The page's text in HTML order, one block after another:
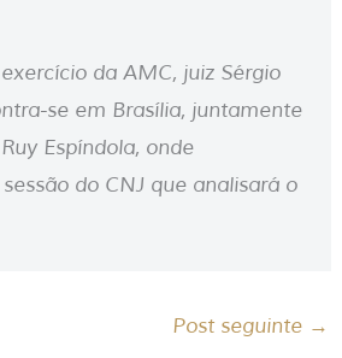
da AMC, juiz Sérgio
se em Brasília, juntamente
Espíndola, onde
do CNJ que analisará o
Post seguinte →